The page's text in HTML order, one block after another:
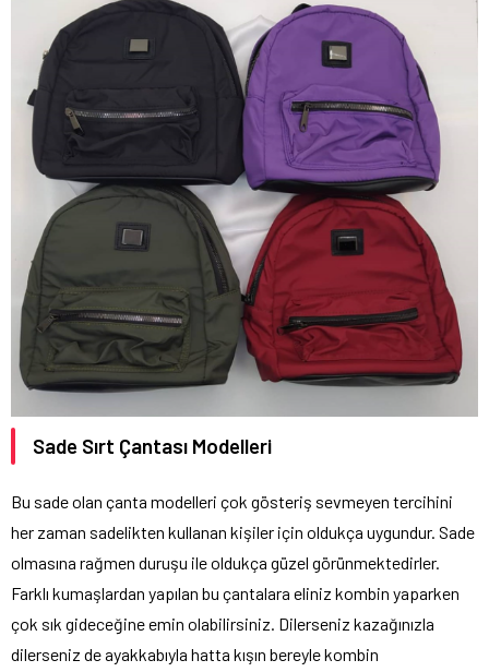
Sade Sırt Çantası Modelleri
Bu sade olan çanta modelleri çok gösteriş sevmeyen tercihini
her zaman sadelikten kullanan kişiler için oldukça uygundur. Sade
olmasına rağmen duruşu ile oldukça güzel görünmektedirler.
Farklı kumaşlardan yapılan bu çantalara eliniz kombin yaparken
çok sık gideceğine emin olabilirsiniz. Dilerseniz kazağınızla
dilerseniz de ayakkabıyla hatta kışın bereyle kombin